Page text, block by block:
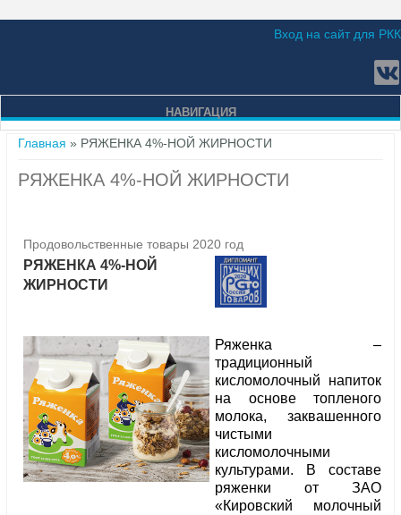
Вход на сайт для РКК
НАВИГАЦИЯ
Вы здесь
Главная » РЯЖЕНКА 4%-НОЙ ЖИРНОСТИ
РЯЖЕНКА 4%-НОЙ ЖИРНОСТИ
Продовольственные товары 2020 год
РЯЖЕНКА 4%-НОЙ
ЖИРНОСТИ
Ряженка –
традиционный
кисломолочный напиток
на основе топленого
молока, заквашенного
чистыми
кисломолочными
культурами. В составе
ряженки от ЗАО
«Кировский молочный